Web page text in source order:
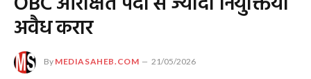
अवैध करार
By MEDIASAHEB.COM 21/05/2026